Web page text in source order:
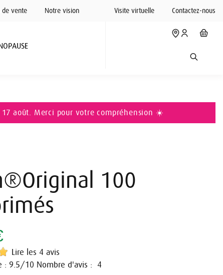
de vente Notre vision Visite virtuelle Contactez-nous
17 août. Merci pour votre compréhension ☀️
100
Lire les 4 avis
: 9.5/10 Nombre d'avis :
4